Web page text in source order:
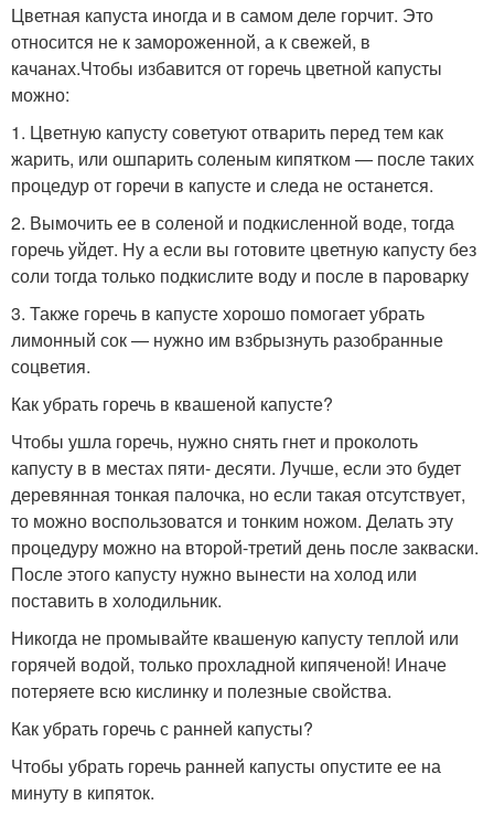
Цветная капуста иногда и в самом деле горчит. Это
относится не к замороженной, а к свежей, в
качанах.Чтобы избавится от горечь цветной капусты
можно:
1. Цветную капусту советуют отварить перед тем как
жарить, или ошпарить соленым кипятком — после таких
процедур от горечи в капусте и следа не останется.
2. Вымочить ее в соленой и подкисленной воде, тогда
горечь уйдет. Ну а если вы готовите цветную капусту без
соли тогда только подкислите воду и после в пароварку
3. Также горечь в капусте хорошо помогает убрать
лимонный сок — нужно им взбрызнуть разобранные
соцветия.
Как убрать горечь в квашеной капусте?
Чтобы ушла горечь, нужно снять гнет и проколоть
капусту в в местах пяти- десяти. Лучше, если это будет
деревянная тонкая палочка, но если такая отсутствует,
то можно воспользоватся и тонким ножом. Делать эту
процедуру можно на второй-третий день после закваски.
После этого капусту нужно вынести на холод или
поставить в холодильник.
Никогда не промывайте квашеную капусту теплой или
горячей водой, только прохладной кипяченой! Иначе
потеряете всю кислинку и полезные свойства.
Как убрать горечь с ранней капусты?
Чтобы убрать горечь ранней капусты опустите ее на
минуту в кипяток.